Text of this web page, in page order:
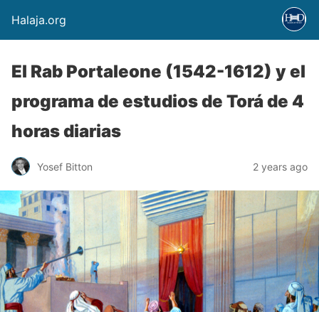
Halaja.org
El Rab Portaleone (1542-1612) y el
programa de estudios de Torá de 4
horas diarias
Yosef Bitton 2 years ago